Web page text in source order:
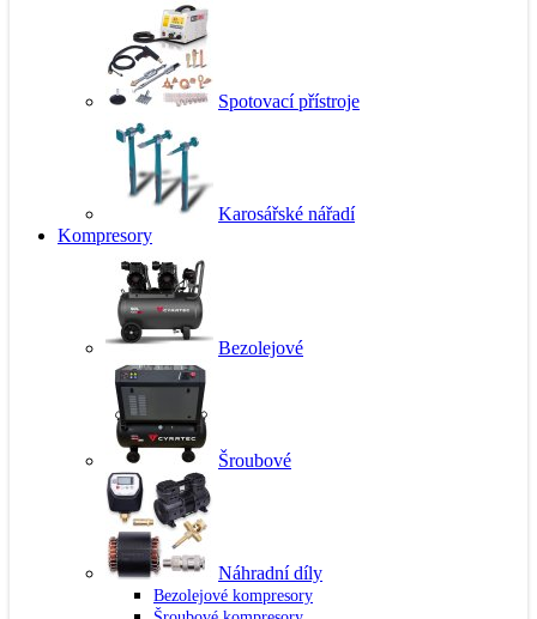
Spotovací přístroje
Karosářské nářadí
Kompresory
Bezolejové
Šroubové
Náhradní díly
Bezolejové kompresory